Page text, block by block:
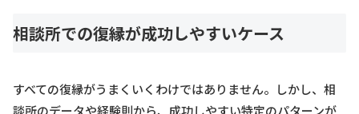
相談所での復縁が成功しやすいケース
すべての復縁がうまくいくわけではありません。しかし、相
談所のデータや経験則から、成功しやすい特定のパターンが